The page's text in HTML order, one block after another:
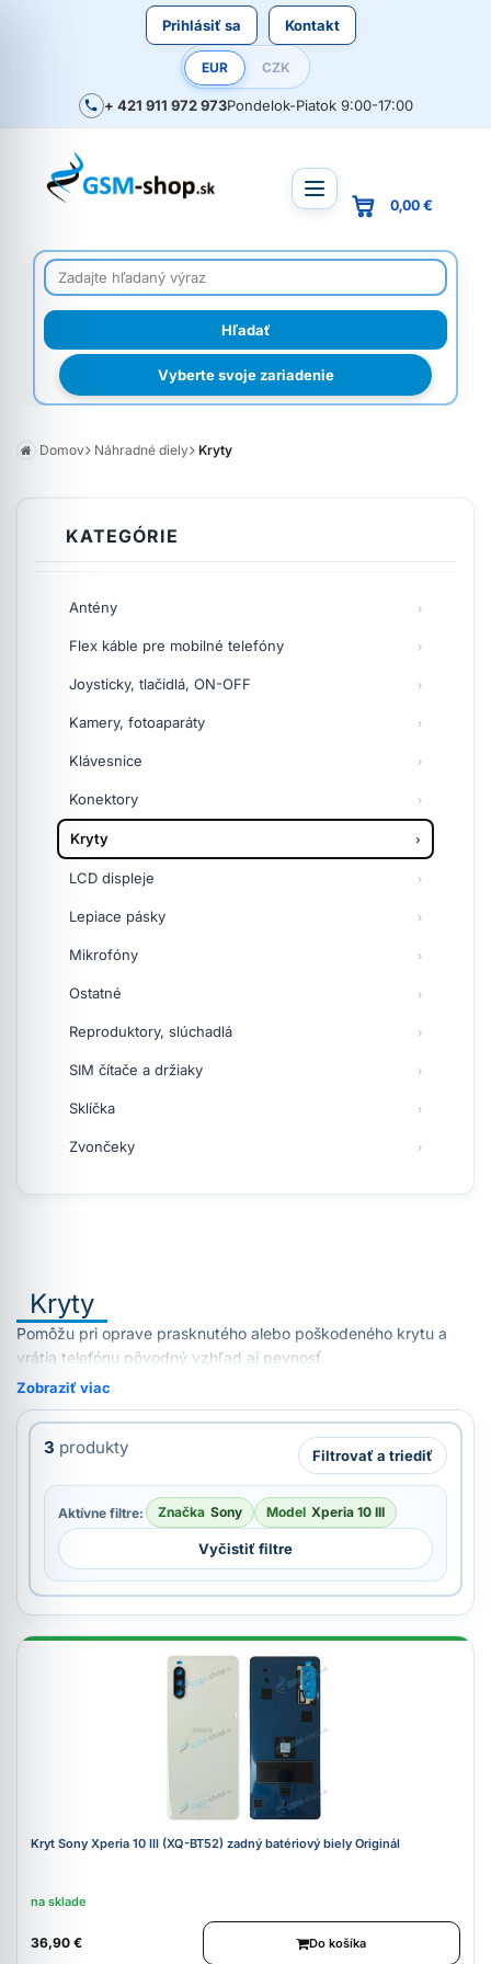
Prihlásiť sa Kontakt
EUR CZK
+ 421 911 972 973Pondelok-Piatok 9:00-17:00
Vyberte svoje zariadenie
0,00 €
Domov Náhradné diely Kryty
KATEGÓRIE
Antény
Flex káble pre mobilné telefóny
Joysticky, tlačidlá, ON-OFF
Kamery, fotoaparáty
Klávesnice
Konektory
Kryty
LCD displeje
Lepiace pásky
Mikrofóny
Ostatné
Reproduktory, slúchadlá
SIM čítače a držiaky
Sklíčka
Zvončeky
Kryty
Pomôžu pri oprave prasknutého alebo poškodeného krytu a
vrátia telefónu pôvodný vzhľad aj pevnosť.
Zobraziť viac
3 produkty Filtrovať a triediť
Aktívne filtre: Značka Sony Model Xperia 10 III
Vyčistiť filtre
Kryt Sony Xperia 10 III (XQ-BT52) zadný batériový biely Originál
na sklade
36,90 € Do košíka